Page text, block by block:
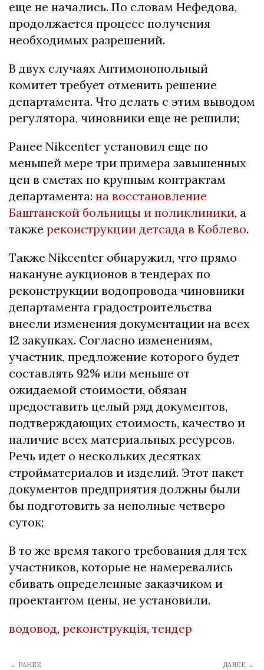
еще не начались. По словам Нефедова,
продолжается процесс получения
необходимых разрешений.
В двух случаях Антимонопольный
комитет требует отменить решение
департамента. Что делать с этим выводом
регулятора, чиновники еще не решили;
Ранее Nikcenter установил еще по
меньшей мере три примера завышенных
цен в сметах по крупным контрактам
департамента: на восстановление
Баштанской больницы и поликлиники, а
также реконструкции детсада в Коблево.
Также Nikcenter обнаружил, что прямо
накануне аукционов в тендерах по
реконструкции водопровода чиновники
департамента градостроительства
внесли изменения документации на всех
12 закупках. Согласно изменениям,
участник, предложение которого будет
составлять 92% или меньше от
ожидаемой стоимости, обязан
предоставить целый ряд документов,
подтверждающих стоимость, качество и
наличие всех материальных ресурсов.
Речь идет о нескольких десятках
стройматериалов и изделий. Этот пакет
документов предприятия должны были
бы подготовить за неполные четверо
суток;
В то же время такого требования для тех
участников, которые не намеревались
сбивать определенные заказчиком и
проектантом цены, не установили.
водовод, реконструкція, тендер
← РАНЕЕ ДАЛЕЕ →